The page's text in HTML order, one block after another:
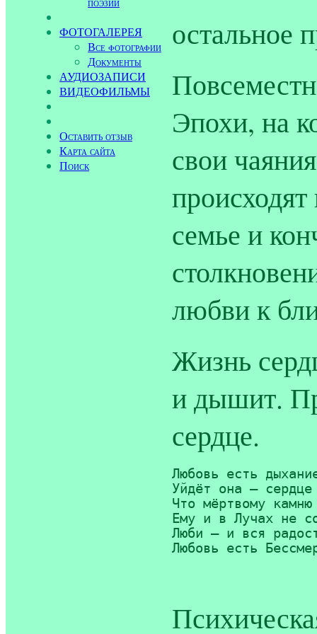
ФОТОГАЛЕРЕЯ
Все фотографии
Документы
АУДИОЗАПИСИ
ВИДЕОФИЛЬМЫ
Оставить отзыв
Карта сайта
Поиск
остальное
Эпохи, на
свои
семье и
любви к
Жизнь
и дышит.
сердце.
Любовь есть
Уйдёт она —
Что мёртвому камню
Ему и в Лучах не
Люби — и вся
Любовь есть